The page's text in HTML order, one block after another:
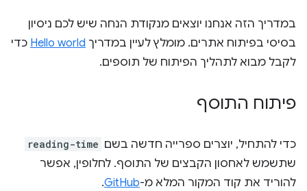
במדריך הזה אנחנו יוצאים מנקודת הנחה שיש לכם ניסיון
בסיסי בפיתוח אתרים. מומלץ לעיין במדריך Hello world כדי
לקבל מבוא לתהליך הפיתוח של תוספים.
פיתוח התוסף
כדי להתחיל, יוצרים ספרייה חדשה בשם reading-time
שתשמש לאחסון הקבצים של התוסף. לחלופין, אפשר
להוריד את קוד המקור המלא מ-GitHub
.